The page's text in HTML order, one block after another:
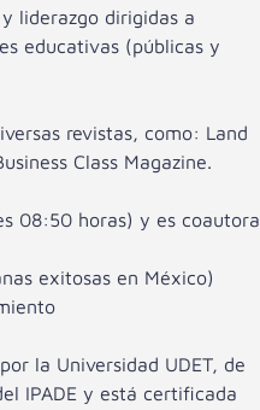
liderazgo dirigidas a
educativas (públicas y
revistas, como: Land
Class Magazine.
08:50 horas) y es coautora
exitosas en México)
la Universidad UDET, de
IPADE y está certificada